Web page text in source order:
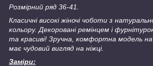
Розмірний ряд 36-41.
Класичні високі жіночі чоботи з
кольору. Декоровані ремінцем і
та красиві! Зручна, комфортна модель на
має чудовий вигляд на ніжці.
Заміри: